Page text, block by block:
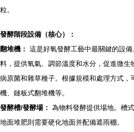
粒。
發酵階段設備（核心）：
翻堆機： 這是好氧發酵工藝中最關鍵的設
料，提供氧氣、調節溫度和水分，促進微生
病原菌和雜草種子。根據規模和處理方式，
機、鏈板式翻堆機等。
發酵槽/發酵場： 為物料發酵提供場地。槽
地面堆肥則需要硬化地面并配備遮雨棚。